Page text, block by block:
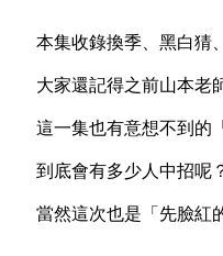
本集收錄換季、黑白猜、
大家還記得之前山本老師
這一集也有意想不到的「
到底會有多少人中招呢
當然這次也是「先臉紅的